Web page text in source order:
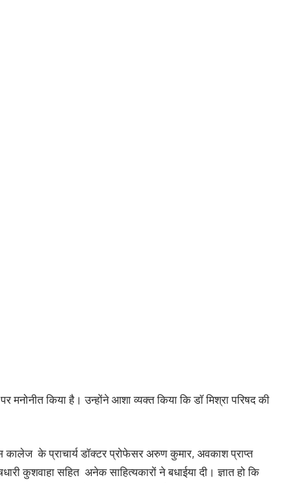
मनोनीत किया है। उन्होंने आशा व्यक्त किया कि डॉ मिश्रा परिषद की
कालेज के प्राचार्य डॉक्टर प्रोफेसर अरुण कुमार, अवकाश प्राप्त
कुशवाहा सहित अनेक साहित्यकारों ने बधाईया दी। ज्ञात हो कि